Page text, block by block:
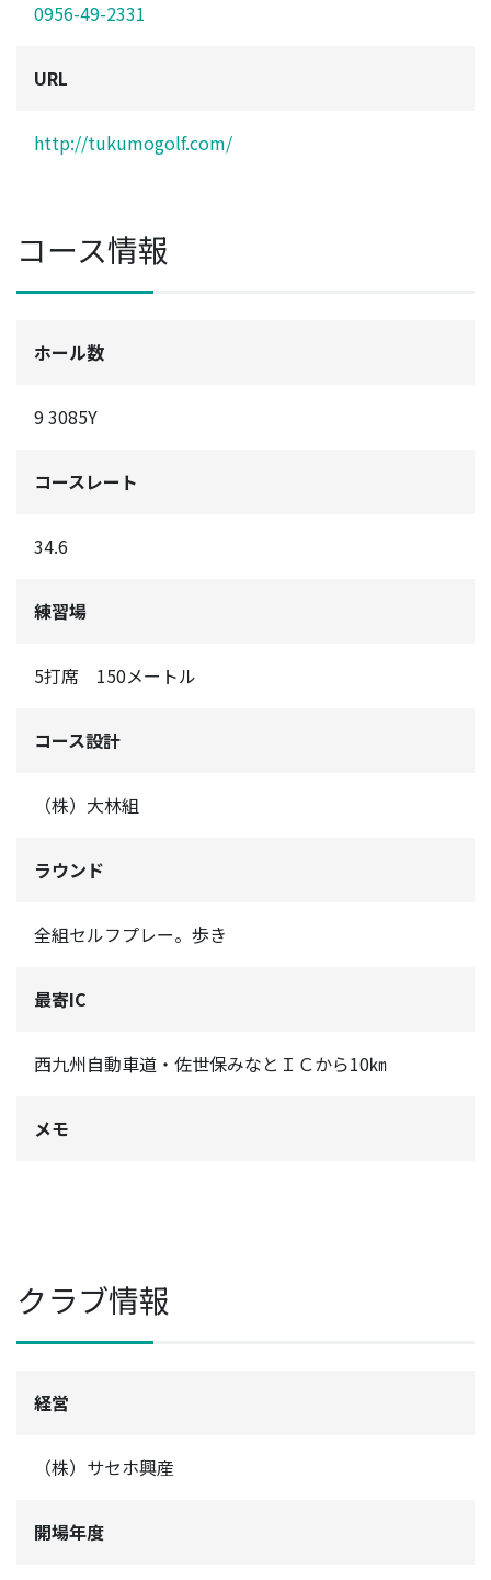
0956-49-2331
URL
http://tukumogolf.com/
コース情報
ホール数
9 3085Y
コースレート
34.6
練習場
5打席 150メートル
コース設計
（株）大林組
ラウンド
全組セルフプレー。歩き
最寄IC
西九州自動車道・佐世保みなとＩＣから10㎞
メモ
クラブ情報
経営
（株）サセホ興産
開場年度